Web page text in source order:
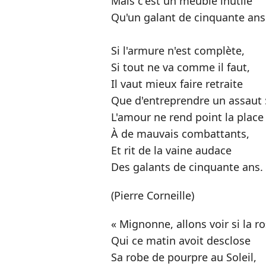
Qu'un galant de cinquante
Si l'armure n'est complète,
Si tout ne va comme il faut,
Il vaut mieux faire retraite
Que d'entreprendre un assaut
L'amour ne rend point la place
À de mauvais combattants,
Et rit de la vaine audace
Des galants de cinquante ans.
(Pierre Corneille)
« Mignonne, allons voir si la
Qui ce matin avoit desclose
Sa robe de pourpre au Soleil,